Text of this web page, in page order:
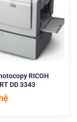
RICOH
DD 3343